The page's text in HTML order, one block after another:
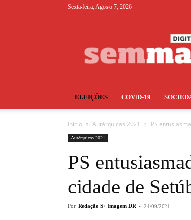
Sexta-feira, Agosto 7, 2026
ELEIÇÕES COVID-19
Início Autárquicas 2021 PS
Autárquicas 2021
PS
cidade de
Por Redação S+ Imagem DR - 24/09/2021